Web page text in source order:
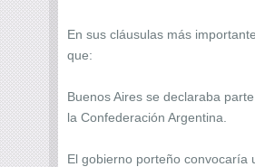
En sus cláusulas más
que:
Buenos Aires se declaraba
la Confederación Argentina.
El gobierno porteño convocaría